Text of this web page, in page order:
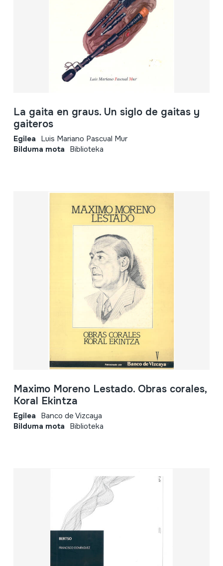
La gaita en graus. Un siglo de gaitas y
gaiteros
Egilea Luis Mariano Pascual Mur
Bilduma mota Biblioteka
Maximo Moreno Lestado. Obras corales,
Koral Ekintza
Egilea Banco de Vizcaya
Bilduma mota Biblioteka